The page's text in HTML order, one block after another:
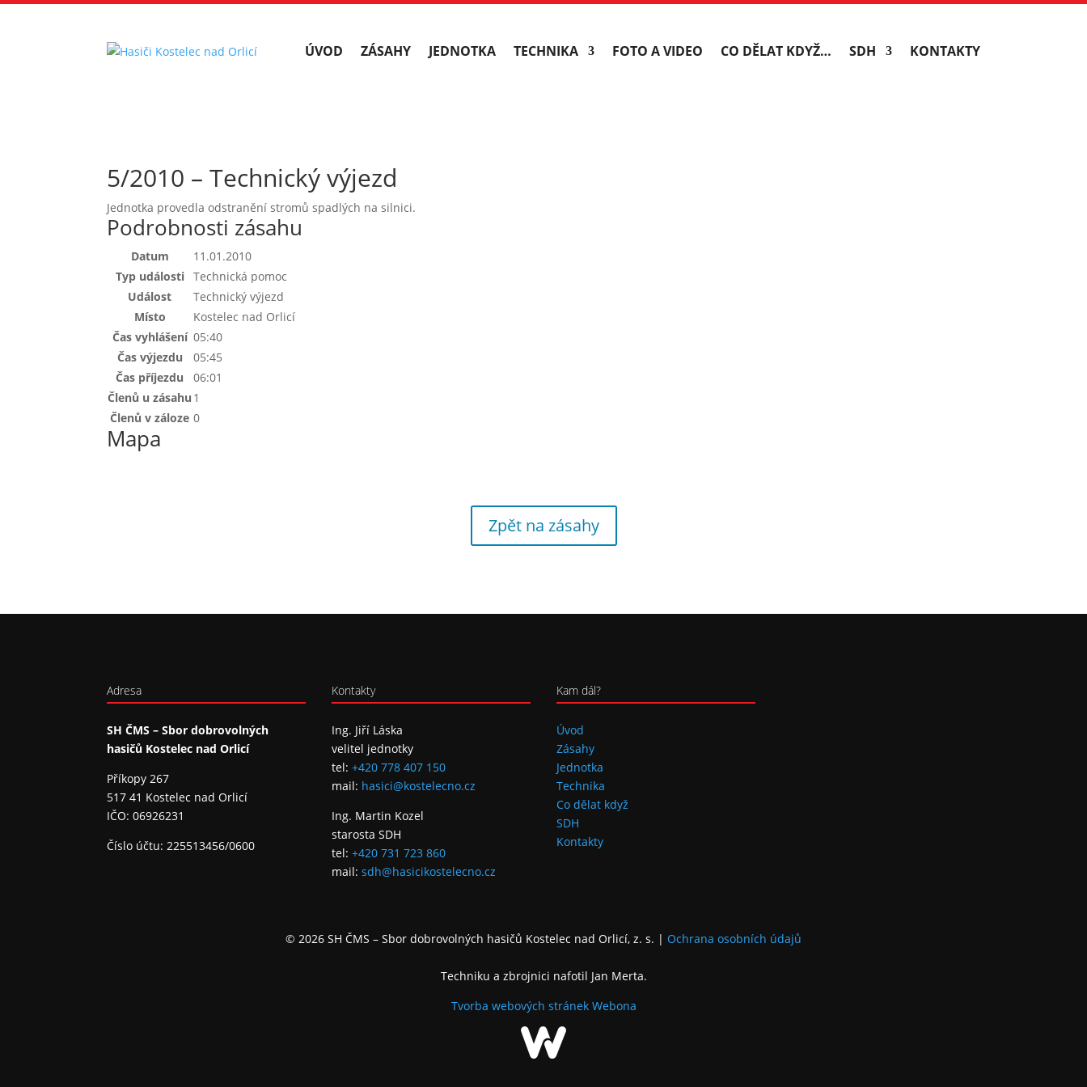
ÚVOD ZÁSAHY JEDNOTKA TECHNIKA FOTO A VIDEO CO DĚLAT KDYŽ… SDH KONTAKTY
5/2010 – Technický výjezd
Jednotka provedla odstranění stromů spadlých na silnici.
Podrobnosti zásahu
Datum
11.01.2010
Typ události
Technická pomoc
Událost
Technický výjezd
Místo
Kostelec nad Orlicí
Čas vyhlášení 05:40
Čas výjezdu
05:45
Čas příjezdu
06:01
Členů u zásahu 1
Členů v záloze 0
Mapa
Zpět na zásahy
Adresa
SH ČMS – Sbor dobrovolných
hasičů Kostelec nad Orlicí
Příkopy 267
517 41 Kostelec nad Orlicí
IČO: 06926231
Číslo účtu: 225513456/0600
Kontakty
Ing. Jiří Láska
velitel jednotky
tel:+420 778 407 150
mail: hasici@kostelecno.cz
Ing. Martin Kozel
starosta SDH
tel:+420 731 723 860
mail:sdh@hasicikostelecno.cz
Kam dál?
Úvod
Zásahy
Jednotka
Technika
Co dělat když
SDH
Kontakty
© 2026 SH ČMS – Sbor dobrovolných hasičů Kostelec nad Orlicí, z. s. | Ochrana osobních údajů
Techniku a zbrojnici nafotil Jan Merta.
Tvorba webových stránek Webona